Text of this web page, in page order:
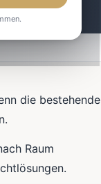
die bestehende
Raum